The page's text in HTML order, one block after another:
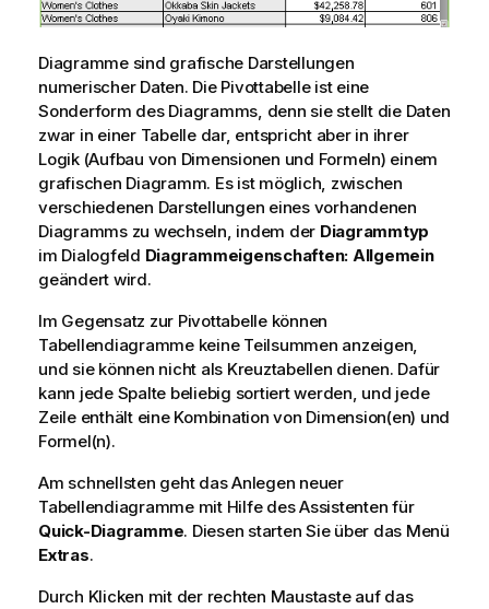
Diagramme sind grafische Darstellungen
numerischer Daten. Die Pivottabelle ist eine
Sonderform des Diagramms, denn sie stellt die Daten
zwar in einer Tabelle dar, entspricht aber in ihrer
Logik (Aufbau von Dimensionen und Formeln) einem
grafischen Diagramm. Es ist möglich, zwischen
verschiedenen Darstellungen eines vorhandenen
Diagramms zu wechseln, indem der Diagrammtyp
im Dialogfeld Diagrammeigenschaften: Allgemein
geändert wird.
Im Gegensatz zur Pivottabelle können
Tabellendiagramme keine Teilsummen anzeigen,
und sie können nicht als Kreuztabellen dienen. Dafür
kann jede Spalte beliebig sortiert werden, und jede
Zeile enthält eine Kombination von Dimension(en) und
Formel(n).
Am schnellsten geht das Anlegen neuer
Tabellendiagramme mit Hilfe des Assistenten für
Quick-Diagramme. Diesen starten Sie über das Menü
Extras.
Durch Klicken mit der rechten Maustaste auf das